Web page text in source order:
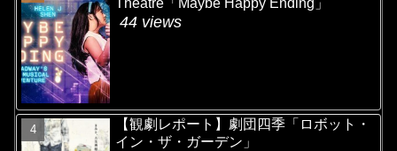
Theatre「Maybe Happy Ending」
44 views
【観劇レポート】劇団四季「ロボット・
イン・ザ・ガーデン」